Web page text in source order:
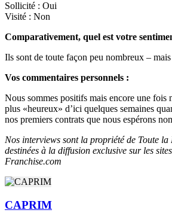
Sollicité : Oui
Visité : Non
Comparativement, quel est votre
Ils sont de toute façon peu nombreux –
Vos commentaires personnels :
Nous sommes positifs mais encore une fois
plus «heureux» d’ici quelques semaines
nos premiers contrats que nous espérons
Nos interviews sont la propriété de Toute la
destinées à la diffusion exclusive sur les
Franchise.com
CAPRIM